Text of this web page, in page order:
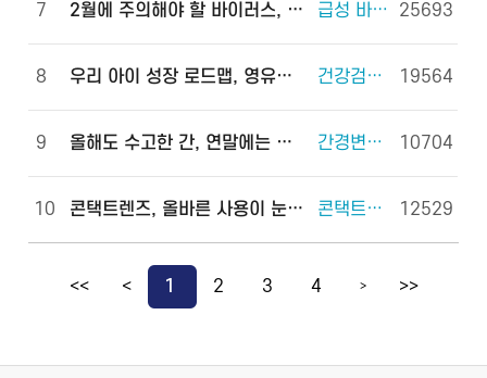
7 2월에 주의해야 할 바이러스, 이렇게 예방하세요! 급성 바이러스 위장관염 외 2건 25693
8 우리 아이 성장 로드맵, 영유아 건강검진으로 완성하세요! 건강검진(국가건강검진) 외 2건 19564
9 올해도 수고한 간, 연말에는 쉬게 해 주세요! 간경변증 외 3건 10704
10 콘택트렌즈, 올바른 사용이 눈 건강을 지킵니다! 콘택트렌즈 외 2건 12529
<< < 1 2 3 4 > >>